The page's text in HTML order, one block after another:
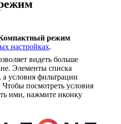
режим
настройках.
видеть больше
Элементы списка
условия фильтрации
посмотреть условия
ими, нажмите иконку